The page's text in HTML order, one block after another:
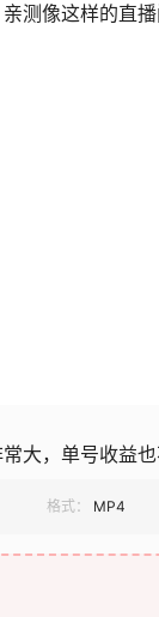
测像这样的直
大，单号收益也
格式： MP4